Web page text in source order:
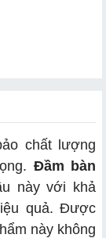
chất lượng
Đầm bàn
này với khả
quả. Được
này không